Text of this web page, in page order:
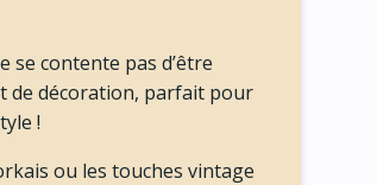
contente pas d’être
de décoration, parfait pour
!
ou les touches vintage